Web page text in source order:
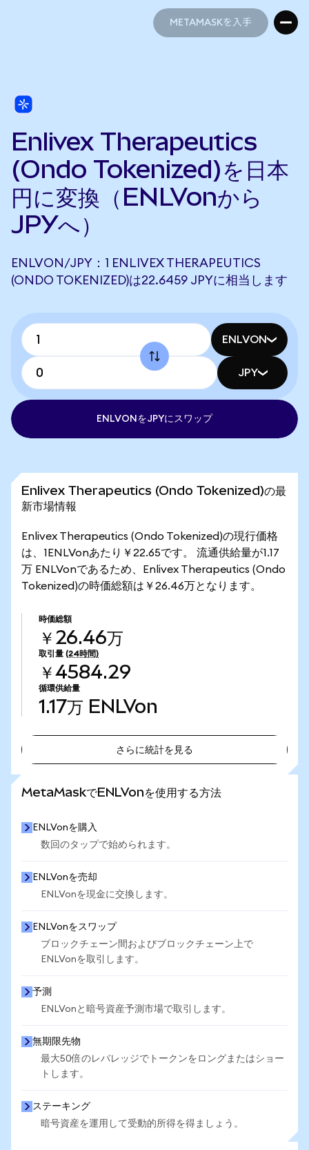
METAMASKを入手
Enlivex Therapeutics
(Ondo Tokenized)を日本
円に変換（ENLVonから
JPYへ）
ENLVON/JPY：1 ENLIVEX THERAPEUTICS
(ONDO TOKENIZED)は22.6459 JPYに相当します
ENLVON
JPY
ENLVONをJPYにスワップ
Enlivex Therapeutics (Ondo Tokenized)の最
新市場情報
Enlivex Therapeutics (Ondo Tokenized)の現行価格
は、1ENLVonあたり￥22.65です。 流通供給量が1.17
万 ENLVonであるため、Enlivex Therapeutics (Ondo
Tokenized)の時価総額は￥26.46万となります。
時価総額
￥26.46万
取引量 (24時間)
￥4584.29
循環供給量
1.17万 ENLVon
さらに統計を見る
MetaMaskでENLVonを使用する方法
ENLVonを購入
数回のタップで始められます。
ENLVonを売却
ENLVonを現金に交換します。
ENLVonをスワップ
ブロックチェーン間およびブロックチェーン上で
ENLVonを取引します。
予測
ENLVonと暗号資産予測市場で取引します。
無期限先物
最大50倍のレバレッジでトークンをロングまたはショー
トします。
ステーキング
暗号資産を運用して受動的所得を得ましょう。